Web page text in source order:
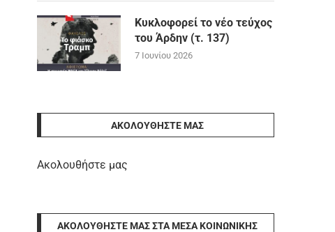
Κυκλοφορεί το νέο τεύχος
του Άρδην (τ. 137)
7 Ιουνίου 2026
ΑΚΟΛΟΥΘΉΣΤΕ ΜΑΣ
Ακολουθήστε μας
ΑΚΟΛΟΥΘΉΣΤΕ ΜΑΣ ΣΤΑ ΜΈΣΑ ΚΟΙΝΩΝΙΚΉΣ